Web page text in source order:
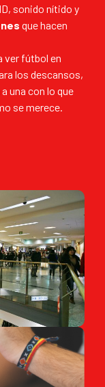
sonido nítido y
que hacen
ver fútbol en
los descansos,
una con lo que
se merece.